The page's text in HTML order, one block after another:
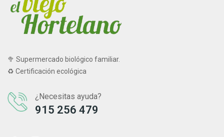
🥦 Supermercado biológico familiar.
♻ Certificación ecológica
¿Necesitas ayuda?
915 256 479